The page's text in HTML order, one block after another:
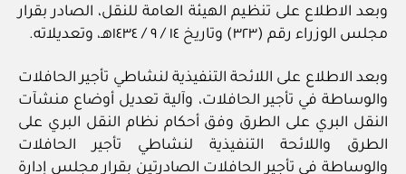
وبعد الاطلاع على تنظيم الهيئة العامة للنقل، الصادر بقرار
مجلس الوزراء رقم (٣٢٣) وتاريخ ١٤ / ‏٩‏ / ١٤٣٤هـ، وتعديلاته.
وبعد الاطلاع على اللائحة التنفيذية لنشاطي تأجير الحافلات
والوساطة في تأجير الحافلات، وآلية تعديل أوضاع منشآت
النقل البري على الطرق وفق أحكام نظام النقل البري على
الطرق واللائحة التنفيذية لنشاطي تأجير الحافلات
والوساطة في تأجير الحافلات الصادرتين بقرار مجلس إدارة